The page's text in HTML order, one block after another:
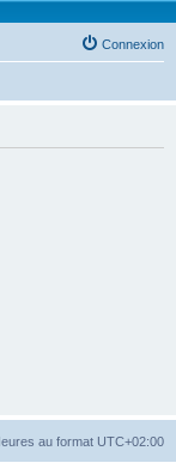
Connexion
au format UTC+02:00